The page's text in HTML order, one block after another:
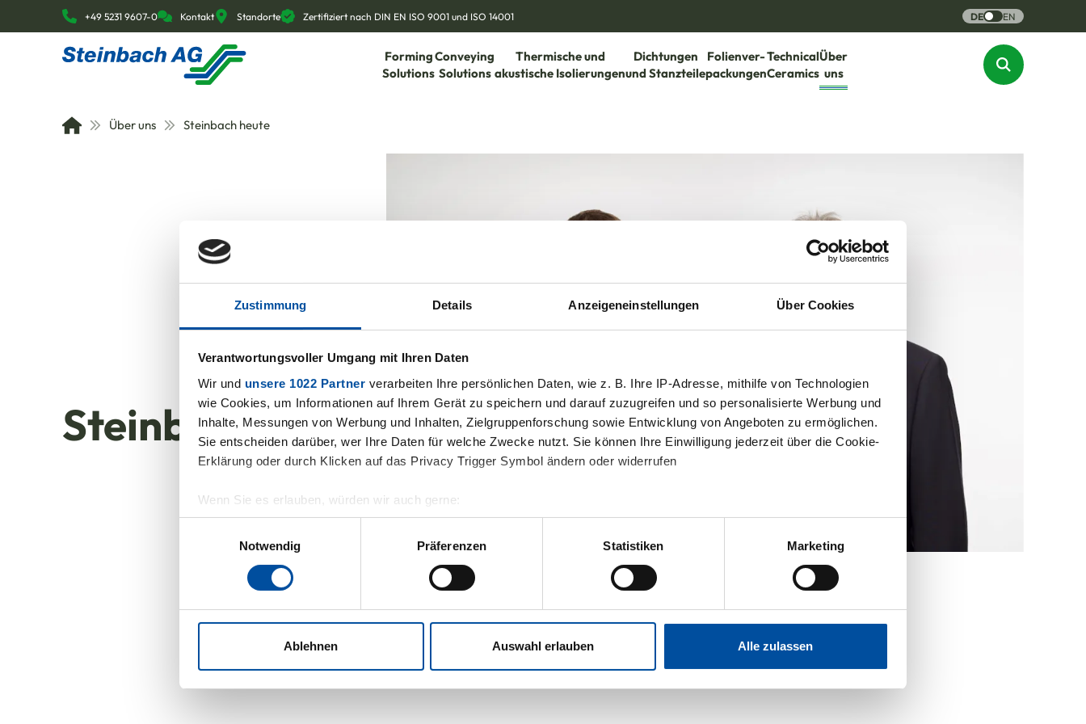
Zustimmung Details Anzeigeneinstellungen Über Cookies
Verantwortungsvoller Umgang mit Ihren Daten
Wir und unsere 1022 Partner verarbeiten Ihre persönlichen Daten, wie z. B. Ihre IP-Adresse, mithilfe von Technologien
wie Cookies, um Informationen auf Ihrem Gerät zu speichern und darauf zuzugreifen und so personalisierte Werbung und
Inhalte, Messungen von Werbung und Inhalten, Zielgruppenforschung sowie Entwicklung von Angeboten zu ermöglichen.
Sie entscheiden darüber, wer Ihre Daten für welche Zwecke nutzt. Sie können Ihre Einwilligung jederzeit über die Cookie-
Erklärung oder durch Klicken auf das Privacy Trigger Symbol ändern oder widerrufen
Wenn Sie es erlauben, würden wir auch gerne:
Informationen über Ihre geografische Lage erfassen, welche bis auf einige Meter genau sein können
Ihr Gerät durch aktives Scannen nach bestimmten Merkmalen (Fingerprinting) identifizieren
Erfahren Sie mehr darüber, wie Ihre persönlichen Daten verarbeitet werden, und legen Sie Ihre Präferenzen im
Abschnitt Einzelheiten
Wir verwenden Cookies, um Inhalte und Anzeigen zu personalisieren, Funktionen für soziale Medien anbieten zu können
und die Zugriffe auf unsere Website zu analysieren. Außerdem geben wir Informationen zu Ihrer Verwendung unserer
Notwendig
Präferenzen Statistiken Marketing
Ablehnen Auswahl erlauben Alle zulassen
+49 5231 9607-0 Kontakt Standorte Zertifiziert nach DIN EN ISO 9001 und ISO 14001 DE EN
Forming
Solutions
Conveying
Solutions
Thermische und
akustische Isolierungen
Dichtungen
und Stanzteile
Folienver-
packungen
Technical
Ceramics
Über
uns
Über uns Steinbach heute
Steinbach heute